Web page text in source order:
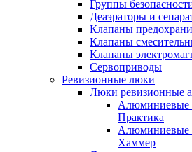
Группы
Деаэраторы и
Клапаны
Клапаны
Клапаны
Сервоприводы
Ревизионные люки
Люки ревизионные
Алюминиевые
Практика
Алюминиевые
Хаммер